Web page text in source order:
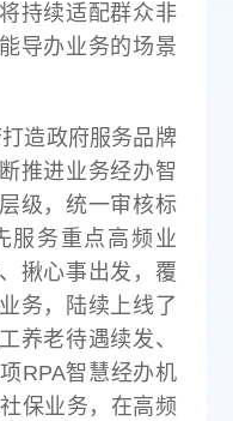
持续适配群众非
导办业务的场景
造政府服务品牌
推进业务经办智
级，统一审核标
服务重点高频业
揪心事出发，覆
务，陆续上线了
养老待遇续发、
RPA智慧经办机
保业务，在高频